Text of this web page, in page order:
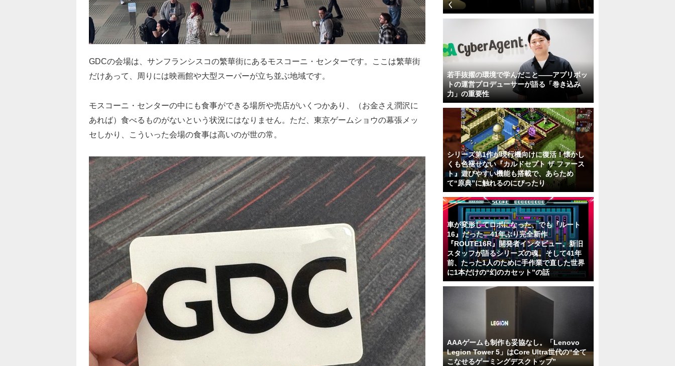
GDCの会場は、サンフランシスコの繁華街にあるモスコーニ・センターです。ここは繁華街
だけあって、周りには映画館や大型スーパーが立ち並ぶ地域です。
モスコーニ・センターの中にも食事ができる場所や売店がいくつかあり、（お金さえ潤沢に
あれば）食べるものがないという状況にはなりません。ただ、東京ゲームショウの幕張メッ
セしかり、こういった会場の食事は高いのが世の常。
く
若手抜擢の環境で学んだこと――アプリボッ
トの運営プロデューサーが語る「巻き込み
力」の重要性
シリーズ第1作が現行機向けに復活！懐かし
くも色褪せない『カルドセプト ザ ファース
ト』遊びやすい機能も搭載で、あらため
て“原典”に触れるのにぴったり
車が変形してロボになった、でも『ルート
16』だった―41年ぶり完全新作
『ROUTE16R』開発者インタビュー。新旧
スタッフが語るシリーズの魂。そして41年
前、たった1人のために手作業で直した世界
に1本だけの“幻のカセット”の話
AAAゲームも制作も妥協なし。「Lenovo
Legion Tower 5」はCore Ultra世代の“全て
こなせるゲーミングデスクトップ”